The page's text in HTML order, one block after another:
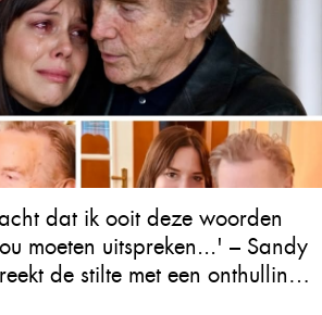
dat ik ooit deze woorden
moeten uitspreken...' – Sandy
de stilte met een onthulling